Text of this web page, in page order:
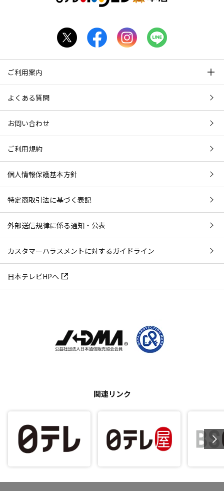
ご利用案内
よくある質問
お問い合わせ
ご利用規約
個人情報保護基本方針
特定商取引法に基づく表記
外部送信規律に係る通知・公表
カスタマーハラスメントに対するガイドライン
日本テレビHPへ
関連リンク